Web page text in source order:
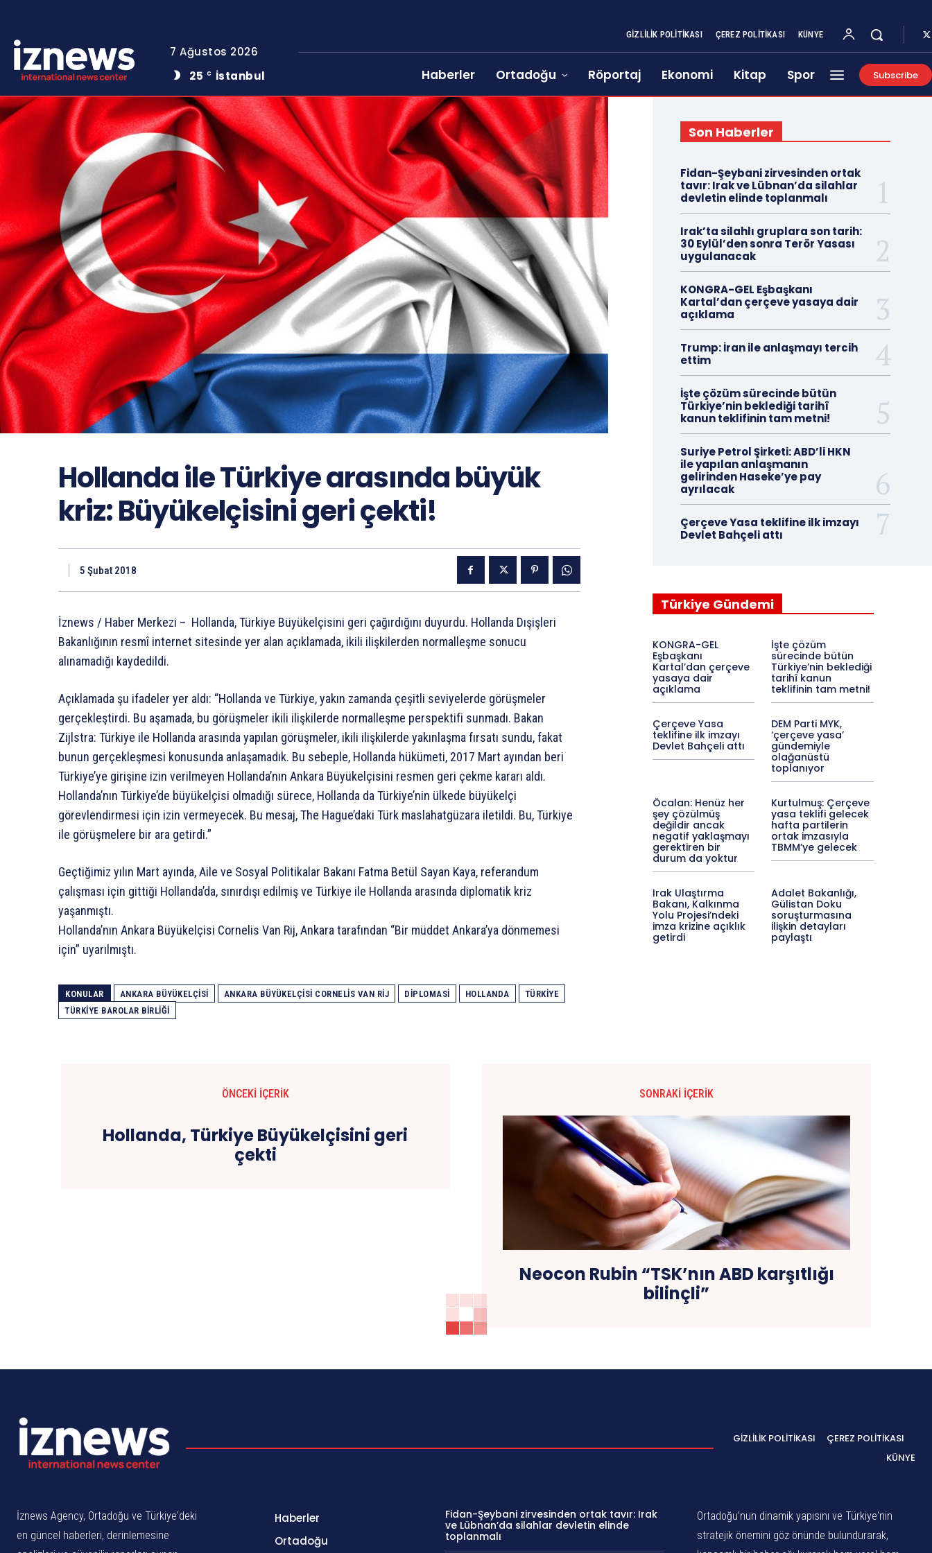
7 Ağustos 2026
25 C İstanbul
GIZLILIK POLITIKASI ÇEREZ POLITIKASI KÜNYE
Haberler Ortadoğu Röportaj Ekonomi Kitap Spor Subscribe
Hollanda ile Türkiye arasında büyük
kriz: Büyükelçisini geri çekti!
5 Şubat 2018
İznews / Haber Merkezi – Hollanda, Türkiye Büyükelçisini geri çağırdığını duyurdu. Hollanda Dışişleri
Bakanlığının resmî internet sitesinde yer alan açıklamada, ikili ilişkilerden normalleşme sonucu
alınamadığı kaydedildi.
Açıklamada şu ifadeler yer aldı: “Hollanda ve Türkiye, yakın zamanda çeşitli seviyelerde görüşmeler
gerçekleştirdi. Bu aşamada, bu görüşmeler ikili ilişkilerde normalleşme perspektifi sunmadı. Bakan
Zijlstra: Türkiye ile Hollanda arasında yapılan görüşmeler, ikili ilişkilerde yakınlaşma fırsatı sundu, fakat
bunun gerçekleşmesi konusunda anlaşamadık. Bu sebeple, Hollanda hükümeti, 2017 Mart ayından beri
Türkiye’ye girişine izin verilmeyen Hollanda’nın Ankara Büyükelçisini resmen geri çekme kararı aldı.
Hollanda’nın Türkiye’de büyükelçisi olmadığı sürece, Hollanda da Türkiye’nin ülkede büyükelçi
görevlendirmesi için izin vermeyecek. Bu mesaj, The Hague’daki Türk maslahatgüzara iletildi. Bu, Türkiye
ile görüşmelere bir ara getirdi.”
Geçtiğimiz yılın Mart ayında, Aile ve Sosyal Politikalar Bakanı Fatma Betül Sayan Kaya, referandum
çalışması için gittiği Hollanda’da, sınırdışı edilmiş ve Türkiye ile Hollanda arasında diplomatik kriz
yaşanmıştı.
Hollanda’nın Ankara Büyükelçisi Cornelis Van Rij, Ankara tarafından “Bir müddet Ankara’ya dönmemesi
için” uyarılmıştı.
KONULAR ANKARA BÜYÜKELÇISI ANKARA BÜYÜKELÇISI CORNELIS VAN RIJ DIPLOMASI HOLLANDA
TÜRKIYE
TÜRKIYE BAROLAR BIRLIĞI
Son Haberler
Fidan-Şeybani zirvesinden ortak
tavır: Irak ve Lübnan’da silahlar
devletin elinde toplanmalı
Irak’ta silahlı gruplara son tarih:
30 Eylül’den sonra Terör Yasası
uygulanacak
KONGRA-GEL Eşbaşkanı
Kartal’dan çerçeve yasaya dair
açıklama
Trump: İran ile anlaşmayı tercih
ettim
İşte çözüm sürecinde bütün
Türkiye’nin beklediği tarihî
kanun teklifinin tam metni!
Suriye Petrol Şirketi: ABD’li HKN
ile yapılan anlaşmanın
gelirinden Haseke’ye pay
ayrılacak
Çerçeve Yasa teklifine ilk imzayı
Devlet Bahçeli attı
Türkiye Gündemi
KONGRA-GEL
Eşbaşkanı
Kartal’dan çerçeve
yasaya dair
açıklama
İşte çözüm
sürecinde bütün
Türkiye’nin beklediği
tarihî kanun
teklifinin tam metni!
Çerçeve Yasa
teklifine ilk imzayı
Devlet Bahçeli attı
DEM Parti MYK,
‘çerçeve yasa’
gündemiyle
olağanüstü
toplanıyor
Öcalan: Henüz her
şey çözülmüş
değildir ancak
negatif yaklaşmayı
gerektiren bir
durum da yoktur
Kurtulmuş: Çerçeve
yasa teklifi gelecek
hafta partilerin
ortak imzasıyla
TBMM’ye gelecek
Irak Ulaştırma
Bakanı, Kalkınma
Yolu Projesi’ndeki
imza krizine açıklık
getirdi
Adalet Bakanlığı,
Gülistan Doku
soruşturmasına
ilişkin detayları
paylaştı
ÖNCEKI İÇERIK
Hollanda, Türkiye Büyükelçisini geri
çekti
SONRAKI İÇERIK
Neocon Rubin “TSK’nın ABD karşıtlığı
bilinçli”
GIZLILIK POLITIKASI
ÇEREZ POLITIKASI
KÜNYE
İznews Agency, Ortadoğu ve Türkiye'deki
en güncel haberleri, derinlemesine
Haberler
Ortadoğu
Fidan-Şeybani zirvesinden ortak tavır: Irak
ve Lübnan’da silahlar devletin elinde
toplanmalı
Ortadoğu’nun dinamik yapısını ve Türkiye'nin
stratejik önemini göz önünde bulundurarak,